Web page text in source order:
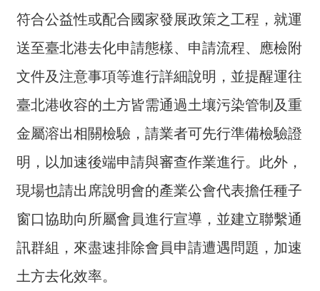
首
頁
站
覽
意
信
箱
語
詞
彙
符合公益性或配合國家發展政策之工程，就運
送至臺北港去化申請態樣、申請流程、應檢附
文件及注意事項等進行詳細說明，並提醒運往
臺北港收容的土方皆需通過土壤污染管制及重
金屬溶出相關檢驗，請業者可先行準備檢驗證
明，以加速後端申請與審查作業進行。此外，
現場也請出席說明會的產業公會代表擔任種子
窗口協助向所屬會員進行宣導，並建立聯繫通
訊群組，來盡速排除會員申請遭遇問題，加速
土方去化效率。